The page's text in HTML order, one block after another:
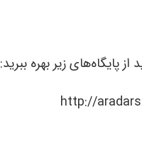
پایگاه‌های زیر بهره ببرید: